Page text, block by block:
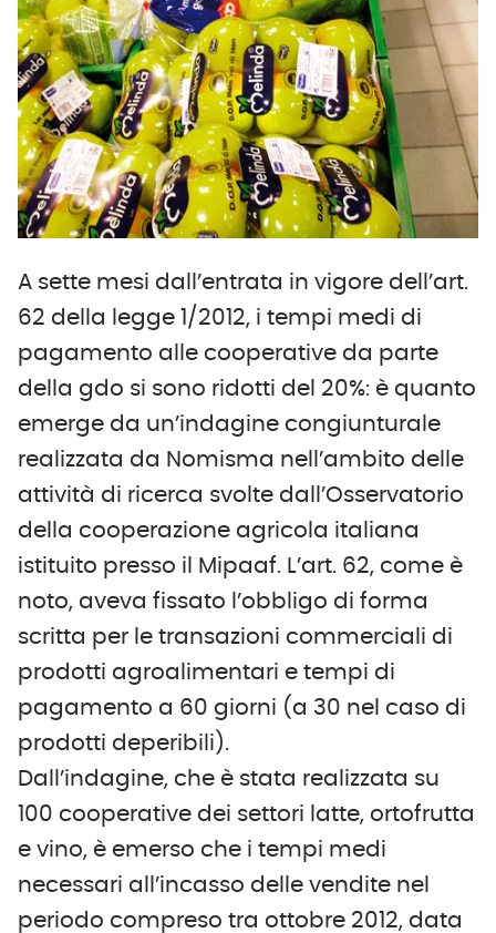
A sette mesi dall’entrata in vigore dell’art.
62 della legge 1/2012, i tempi medi di
pagamento alle cooperative da parte
della gdo si sono ridotti del 20%: è quanto
emerge da un’indagine congiunturale
realizzata da Nomisma nell’ambito delle
attività di ricerca svolte dall’Osservatorio
della cooperazione agricola italiana
istituito presso il Mipaaf. L’art. 62, come è
noto, aveva fissato l’obbligo di forma
scritta per le transazioni commerciali di
prodotti agroalimentari e tempi di
pagamento a 60 giorni (a 30 nel caso di
prodotti deperibili).
Dall’indagine, che è stata realizzata su
100 cooperative dei settori latte, ortofrutta
e vino, è emerso che i tempi medi
necessari all’incasso delle vendite nel
periodo compreso tra ottobre 2012, data